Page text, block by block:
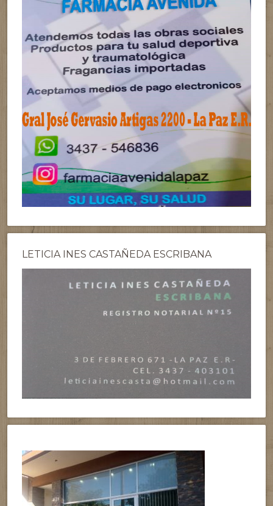
LETICIA INES CASTAÑEDA ESCRIBANA